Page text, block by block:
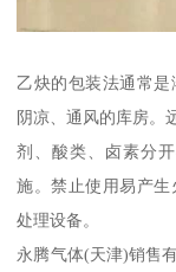
乙炔的包装法通常
阴凉、通风的库房。
剂、酸类、卤素分
施。禁止使用易产
处理设备。
永腾气体(天津)销售